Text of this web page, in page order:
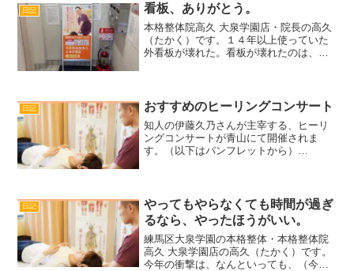
日記 看板、ありがとう。
本格整体院高久 大泉学園店・院長の高久
（たかく）です。１４年以上使っていた
外看板が壊れた。看板が壊れたのは、２
ら治せるが、看板はそう...
日記 おすすめのヒーリングコンサート
知人の伊藤久乃さんが主宰する、ヒーリ
ングコンサートが青山にて開催されま
す。（以下はパンフレットから）
光・・・五感を使って体感する新時代
の...
日記
やってもやらなくても時間が過ぎ
るなら、やったほうがいい。
練馬区大泉学園の本格整体・本格整体院
高久 大泉学園店の高久（たかく）です。
今年の衝撃は、なんといっても、（今度